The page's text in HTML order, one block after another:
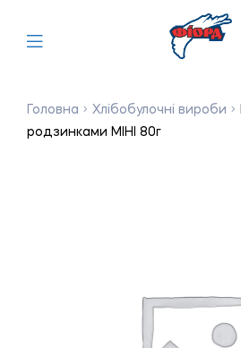
Головна Хлібобулочні вироби
родзинками МІНІ 80г